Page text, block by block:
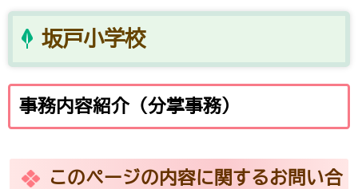
坂戸小学校
事務内容紹介（分掌事務）
このページの内容に関するお問い合